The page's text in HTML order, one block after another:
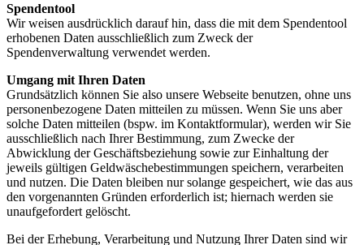
Spendentool
Wir weisen ausdrücklich darauf hin, dass die mit dem Spendentool
erhobenen Daten ausschließlich zum Zweck der
Spendenverwaltung verwendet werden.
Umgang mit Ihren Daten
Grundsätzlich können Sie also unsere Webseite benutzen, ohne uns
personenbezogene Daten mitteilen zu müssen. Wenn Sie uns aber
solche Daten mitteilen (bspw. im Kontaktformular), werden wir Sie
ausschließlich nach Ihrer Bestimmung, zum Zwecke der
Abwicklung der Geschäftsbeziehung sowie zur Einhaltung der
jeweils gültigen Geldwäschebestimmungen speichern, verarbeiten
und nutzen. Die Daten bleiben nur solange gespeichert, wie das aus
den vorgenannten Gründen erforderlich ist; hiernach werden sie
unaufgefordert gelöscht.
Bei der Erhebung, Verarbeitung und Nutzung Ihrer Daten sind wir